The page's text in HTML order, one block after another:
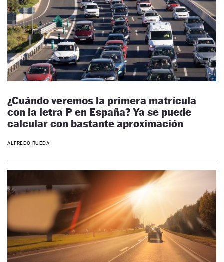
¿Cuándo veremos la primera matrícula
con la letra P en España? Ya se puede
calcular con bastante aproximación
ALFREDO RUEDA